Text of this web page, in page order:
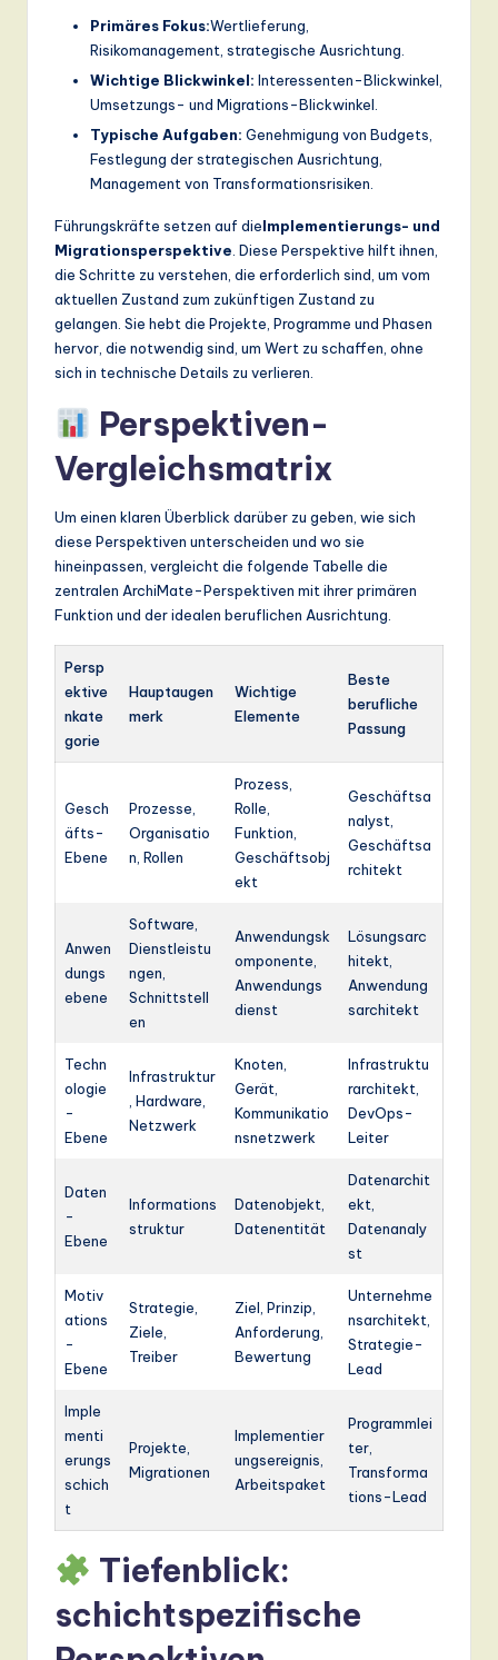
Primäres Fokus:Wertlieferung,
Risikomanagement, strategische Ausrichtung.
Wichtige Blickwinkel: Interessenten-Blickwinkel,
Umsetzungs- und Migrations-Blickwinkel.
Typische Aufgaben: Genehmigung von Budgets,
Festlegung der strategischen Ausrichtung,
Management von Transformationsrisiken.
Führungskräfte setzen auf dieImplementierungs- und
Migrationsperspektive . Diese Perspektive hilft ihnen,
die Schritte zu verstehen, die erforderlich sind, um vom
aktuellen Zustand zum zukünftigen Zustand zu
gelangen. Sie hebt die Projekte, Programme und Phasen
hervor, die notwendig sind, um Wert zu schaffen, ohne
sich in technische Details zu verlieren.
Perspektiven-
Vergleichsmatrix
Um einen klaren Überblick darüber zu geben, wie sich
diese Perspektiven unterscheiden und wo sie
hineinpassen, vergleicht die folgende Tabelle die
zentralen ArchiMate-Perspektiven mit ihrer primären
Funktion und der idealen beruflichen Ausrichtung.
Persp
ektive
nkate
gorie
Hauptaugen
merk
Wichtige
Elemente
Beste
berufliche
Passung
Gesch
äfts-
Ebene
Prozesse,
Organisatio
n, Rollen
Prozess,
Rolle,
Funktion,
Geschäftsobj
ekt
Geschäftsa
nalyst,
Geschäftsa
rchitekt
Anwen
dungs
ebene
Software,
Dienstleistu
ngen,
Schnittstell
en
Anwendungsk
omponente,
Anwendungs
dienst
Lösungsarc
hitekt,
Anwendung
sarchitekt
Techn
ologie
-
Ebene
Infrastruktur
, Hardware,
Netzwerk
Knoten,
Gerät,
Kommunikatio
nsnetzwerk
Infrastruktu
rarchitekt,
DevOps-
Leiter
Daten
-
Ebene
Informations
struktur
Datenobjekt,
Datenentität
Datenarchit
ekt,
Datenanaly
st
Motiv
ations
-
Ebene
Strategie,
Ziele,
Treiber
Ziel, Prinzip,
Anforderung,
Bewertung
Unternehme
nsarchitekt,
Strategie-
Lead
Imple
menti
erungs
schich
t
Projekte,
Migrationen
Implementier
ungsereignis,
Arbeitspaket
Programmlei
ter,
Transforma
tions-Lead
Tiefenblick:
schichtspezifische